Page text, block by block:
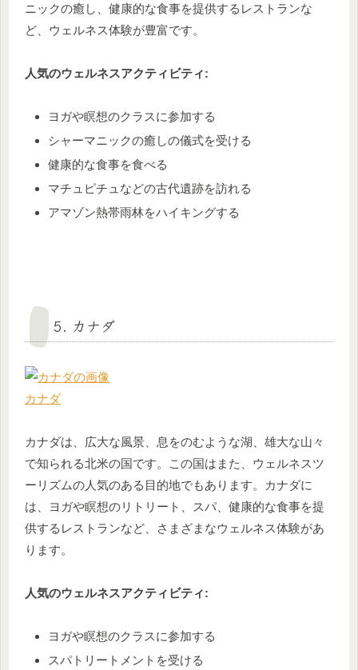
ニックの癒し、健康的な食事を提供するレストランな
ど、ウェルネス体験が豊富です。
人気のウェルネスアクティビティ:
ヨガや瞑想のクラスに参加する
シャーマニックの癒しの儀式を受ける
健康的な食事を食べる
マチュピチュなどの古代遺跡を訪れる
アマゾン熱帯雨林をハイキングする
5. カナダ
カナダ
カナダは、広大な風景、息をのむような湖、雄大な山々
で知られる北米の国です。この国はまた、ウェルネスツ
ーリズムの人気のある目的地でもあります。カナダに
は、ヨガや瞑想のリトリート、スパ、健康的な食事を提
供するレストランなど、さまざまなウェルネス体験があ
ります。
人気のウェルネスアクティビティ:
ヨガや瞑想のクラスに参加する
スパトリートメントを受ける